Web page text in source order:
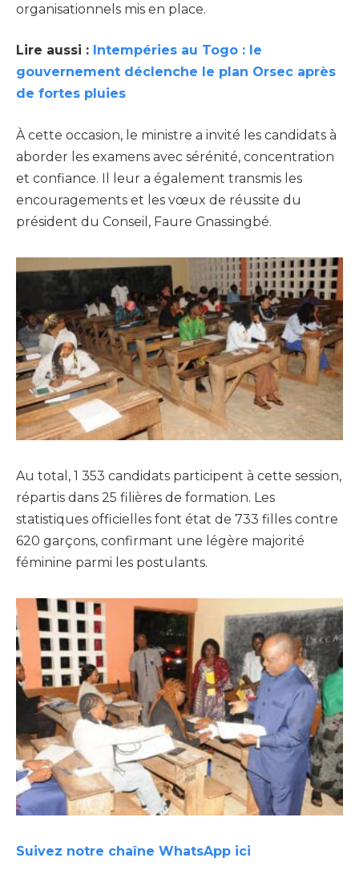
organisationnels mis en place.
Lire aussi : Intempéries au Togo : le
gouvernement déclenche le plan Orsec après
de fortes pluies
À cette occasion, le ministre a invité les candidats à
aborder les examens avec sérénité, concentration
et confiance. Il leur a également transmis les
encouragements et les vœux de réussite du
président du Conseil, Faure Gnassingbé.
Au total, 1 353 candidats participent à cette session,
répartis dans 25 filières de formation. Les
statistiques officielles font état de 733 filles contre
620 garçons, confirmant une légère majorité
féminine parmi les postulants.
Suivez notre chaîne WhatsApp ici